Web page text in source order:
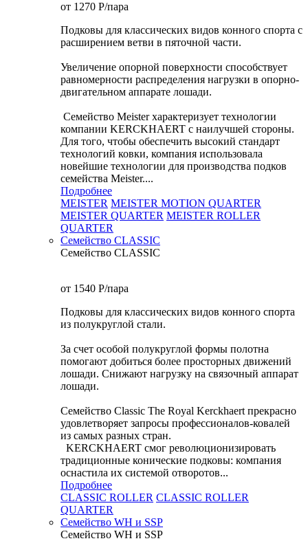
от 1270 P/пара
Подковы для классических видов конного спорта с
расширением ветви в пяточной части.
Увеличение опорной поверхности способствует
равномерности распределения нагрузки в опорно-
двигательном аппарате лошади.
Семейство Meister характеризует технологии
компании KERCKHAERT с наилучшей стороны.
Для того, чтобы обеспечить высокий стандарт
технологий ковки, компания использовала
новейшие технологии для производства подков
семейства Meister....
Подробнее
MEISTER MEISTER MOTION QUARTER
MEISTER QUARTER MEISTER ROLLER
QUARTER
Семейство CLASSIC
Семейство CLASSIC
от 1540 P/пара
Подковы для классических видов конного спорта
из полукруглой стали.
За счет особой полукруглой формы полотна
помогают добиться более просторных движений
лошади. Снижают нагрузку на связочный аппарат
лошади.
Семейство Classic The Royal Kerckhaert прекрасно
удовлетворяет запросы профессионалов-ковалей
из самых разных стран.
KERCKHAERT смог революционизировать
традиционные конические подковы: компания
оснастила их системой отворотов...
Подробнее
CLASSIC ROLLER CLASSIC ROLLER
QUARTER
Семейство WH и SSP
Семейство WH и SSP